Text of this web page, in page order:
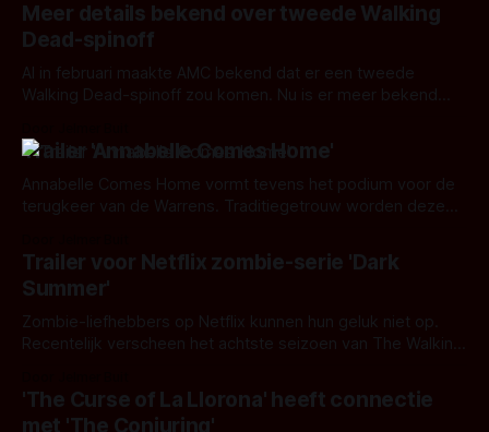
Meer details bekend over tweede Walking
Dead-spinoff
Al in februari maakte AMC bekend dat er een tweede
Walking Dead-spinoff zou komen. Nu is er meer bekend
hoofdpersonen zal krijgen.
Trailer 'Annabelle Comes Home'
Annabelle Comes Home vormt tevens het podium voor de
terugkeer van de Warrens. Traditiegetrouw worden deze
Trailer voor Netflix zombie-serie 'Dark
Summer'
Zombie-liefhebbers op Netflix kunnen hun geluk niet op.
Recentelijk verscheen het achtste seizoen van The Walking
een compleet nieuwe zombie-serie te verwelkomen: Black
Summer.
'The Curse of La Llorona' heeft connectie
met 'The Conjuring'